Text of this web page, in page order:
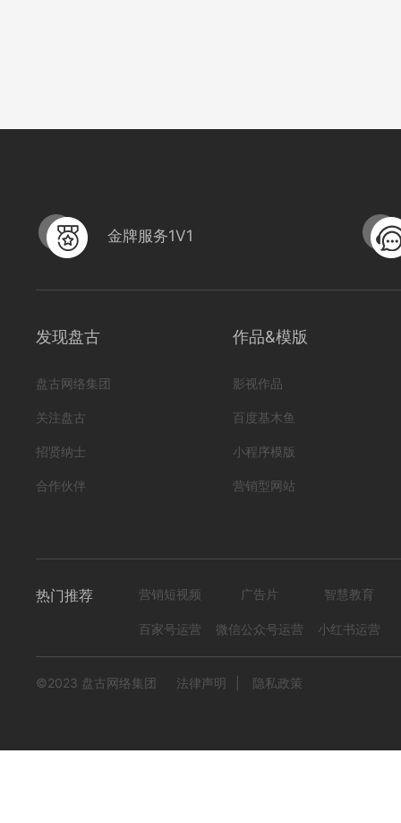
金牌服务1V1
发现盘古
盘古网络集团
关注盘古
招贤纳士
合作伙伴
作品&模版
影视作品
百度基木鱼
小程序模版
营销型网站
热门推荐 营销短视频 广告片 智慧教育
百家号运营 微信公众号运营 小红书运营
©2023 盘古网络集团 法律声明 隐私政策